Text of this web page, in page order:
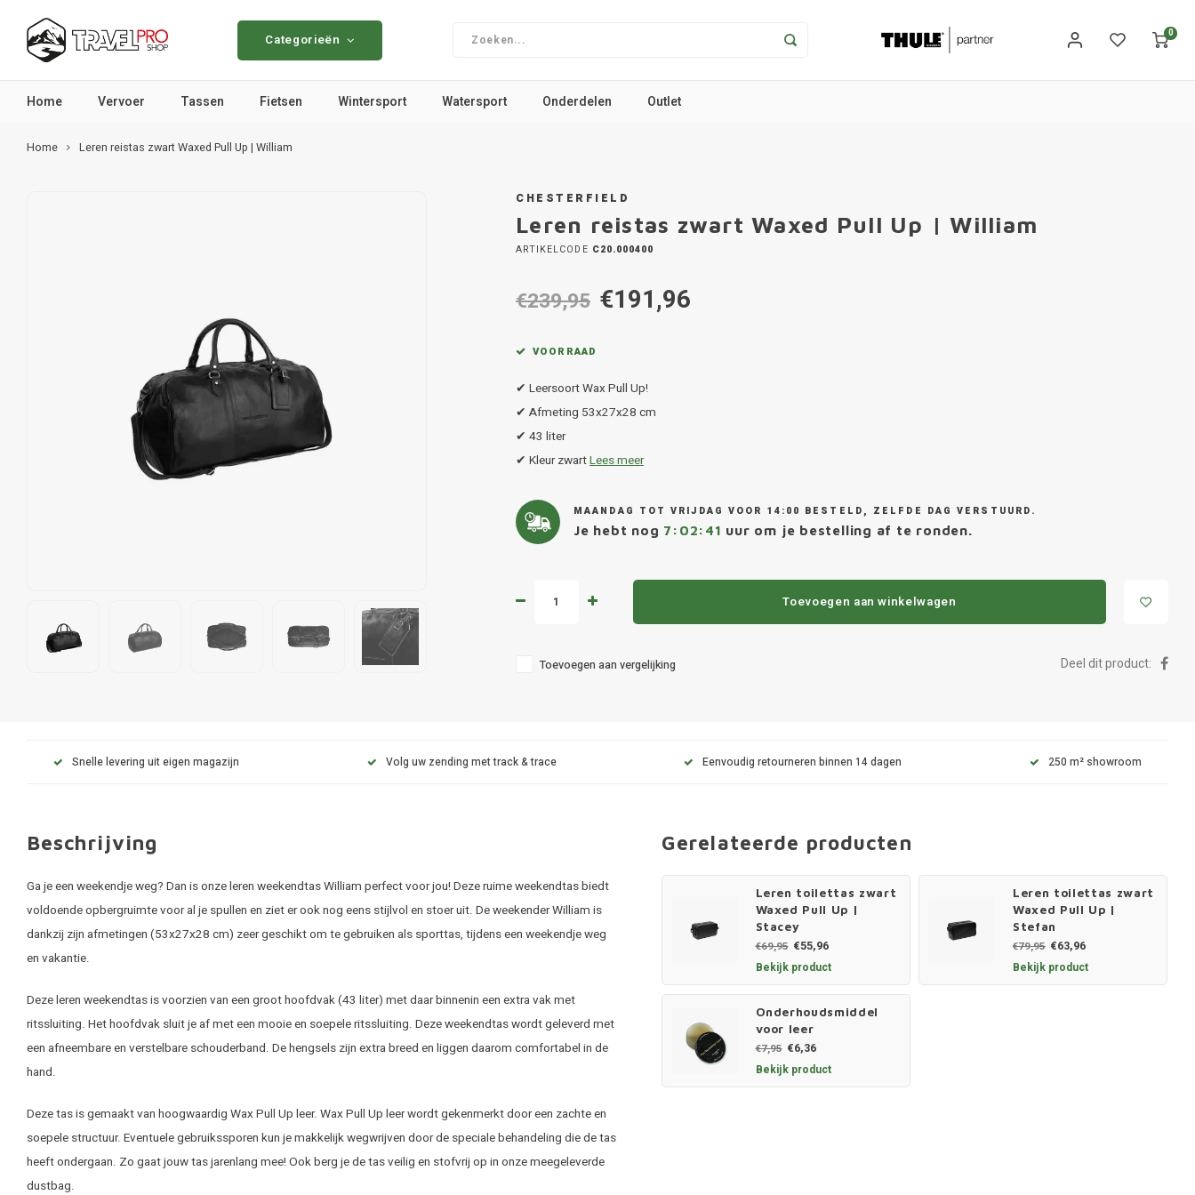
Categorieën 0
Home Vervoer Tassen Fietsen Wintersport Watersport Onderdelen Outlet
Home Leren reistas zwart Waxed Pull Up | William
CHESTERFIELD
Leren reistas zwart Waxed Pull Up | William
ARTIKELCODE C20.000400
€239,95 €191,96
VOORRAAD
✔ Leersoort Wax Pull Up!
✔ Afmeting 53x27x28 cm
✔ 43 liter
✔ Kleur zwartLees meer
MAANDAG TOT VRIJDAG VOOR 14:00 BESTELD, ZELFDE DAG VERSTUURD.
Je hebt nog 7:02:40 uur om je bestelling af te ronden.
Toevoegen aan winkelwagen
Toevoegen aan vergelijking Deel dit product:
Snelle levering uit eigen magazijn Volg uw zending met track & trace Eenvoudig retourneren binnen 14 dagen 250 m² showroom
Beschrijving
Ga je een weekendje weg? Dan is onze leren weekendtas William perfect voor jou! Deze ruime weekendtas biedt
voldoende opbergruimte voor al je spullen en ziet er ook nog eens stijlvol en stoer uit. De weekender William is
dankzij zijn afmetingen (53x27x28 cm) zeer geschikt om te gebruiken als sporttas, tijdens een weekendje weg
en vakantie.
Deze leren weekendtas is voorzien van een groot hoofdvak (43 liter) met daar binnenin een extra vak met
ritssluiting. Het hoofdvak sluit je af met een mooie en soepele ritssluiting. Deze weekendtas wordt geleverd met
een afneembare en verstelbare schouderband. De hengsels zijn extra breed en liggen daarom comfortabel in de
hand.
Deze tas is gemaakt van hoogwaardig Wax Pull Up leer. Wax Pull Up leer wordt gekenmerkt door een zachte en
soepele structuur. Eventuele gebruikssporen kun je makkelijk wegwrijven door de speciale behandeling die de tas
heeft ondergaan. Zo gaat jouw tas jarenlang mee! Ook berg je de tas veilig en stofvrij op in onze meegeleverde
dustbag.
Gerelateerde producten
Leren toilettas zwart
Waxed Pull Up |
Stacey
€69,95 €55,96
Bekijk product
Leren toilettas zwart
Waxed Pull Up |
Stefan
€79,95 €63,96
Bekijk product
Onderhoudsmiddel
voor leer
€7,95 €6,36
Bekijk product